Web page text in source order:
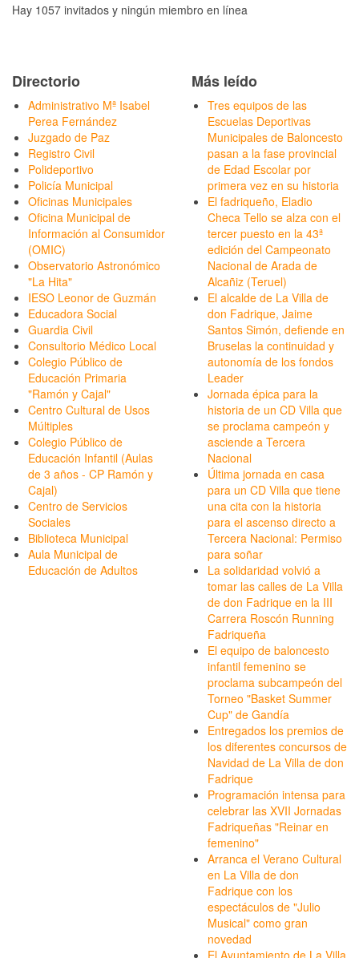
Hay 1057 invitados y ningún miembro en línea
Directorio
Administrativo Mª Isabel
Perea Fernández
Juzgado de Paz
Registro Civil
Polideportivo
Policía Municipal
Oficinas Municipales
Oficina Municipal de
Información al Consumidor
(OMIC)
Observatorio Astronómico
"La Hita"
IESO Leonor de Guzmán
Educadora Social
Guardia Civil
Consultorio Médico Local
Colegio Público de
Educación Primaria
"Ramón y Cajal"
Centro Cultural de Usos
Múltiples
Colegio Público de
Educación Infantil (Aulas
de 3 años - CP Ramón y
Cajal)
Centro de Servicios
Sociales
Biblioteca Municipal
Aula Municipal de
Educación de Adultos
Más leído
Tres equipos de las
Escuelas Deportivas
Municipales de Baloncesto
pasan a la fase provincial
de Edad Escolar por
primera vez en su historia
El fadriqueño, Eladio
Checa Tello se alza con el
tercer puesto en la 43ª
edición del Campeonato
Nacional de Arada de
Alcañiz (Teruel)
El alcalde de La Villa de
don Fadrique, Jaime
Santos Simón, defiende en
Bruselas la continuidad y
autonomía de los fondos
Leader
Jornada épica para la
historia de un CD Villa que
se proclama campeón y
asciende a Tercera
Nacional
Última jornada en casa
para un CD Villa que tiene
una cita con la historia
para el ascenso directo a
Tercera Nacional: Permiso
para soñar
La solidaridad volvió a
tomar las calles de La Villa
de don Fadrique en la III
Carrera Roscón Running
Fadriqueña
El equipo de baloncesto
infantil femenino se
proclama subcampeón del
Torneo "Basket Summer
Cup" de Gandía
Entregados los premios de
los diferentes concursos de
Navidad de La Villa de don
Fadrique
Programación intensa para
celebrar las XVII Jornadas
Fadriqueñas "Reinar en
femenino"
Arranca el Verano Cultural
en La Villa de don
Fadrique con los
espectáculos de "Julio
Musical" como gran
novedad
El Ayuntamiento de La Villa